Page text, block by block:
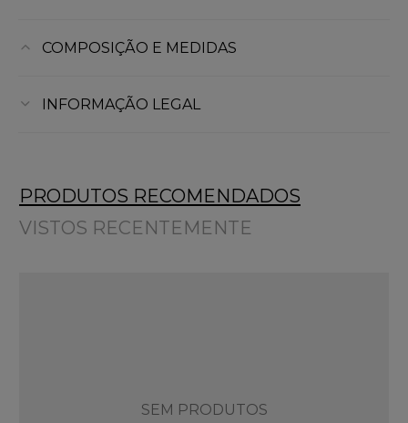
COMPOSIÇÃO E MEDIDAS
INFORMAÇÃO LEGAL
PRODUTOS RECOMENDADOS
VISTOS RECENTEMENTE
SEM PRODUTOS